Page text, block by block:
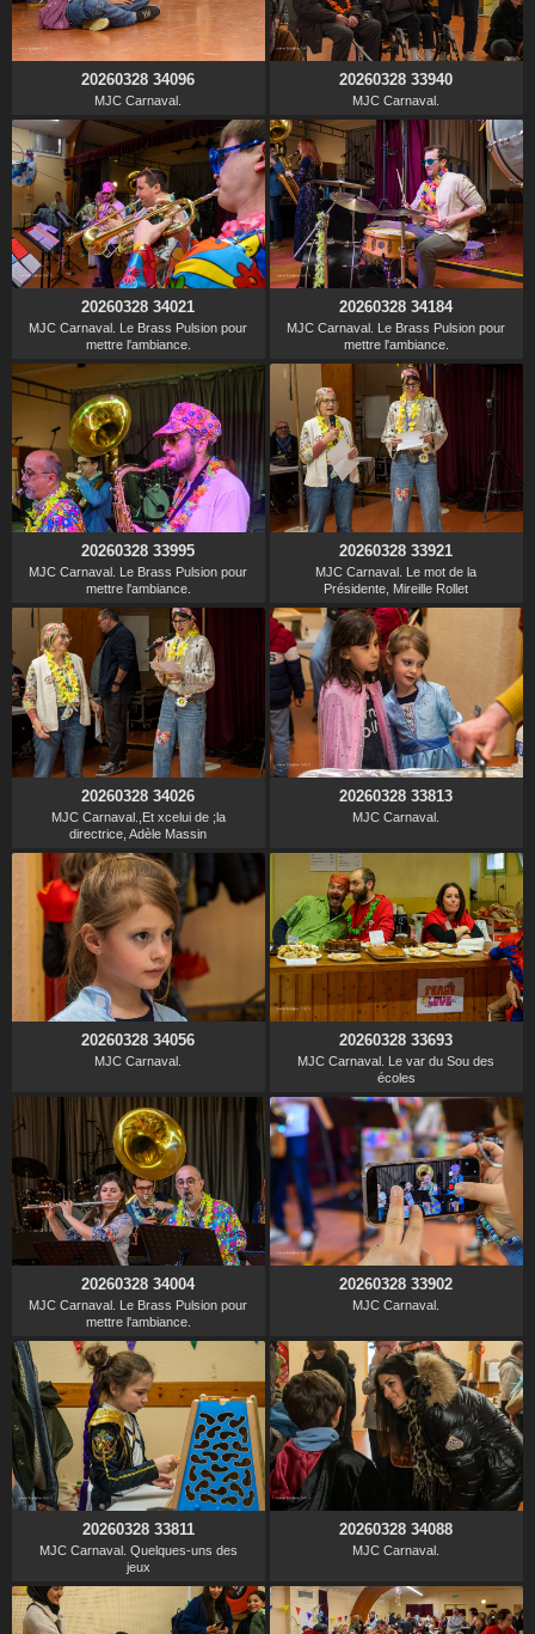
20260328 34096
MJC Carnaval.
20260328 33940
MJC Carnaval.
20260328 34021
MJC Carnaval. Le Brass Pulsion pour
mettre l'ambiance.
20260328 34184
MJC Carnaval. Le Brass Pulsion pour
mettre l'ambiance.
20260328 33995
MJC Carnaval. Le Brass Pulsion pour
mettre l'ambiance.
20260328 33921
MJC Carnaval. Le mot de la
Présidente, Mireille Rollet
20260328 34026
MJC Carnaval.,Et xcelui de ;la
directrice, Adèle Massin
20260328 33813
MJC Carnaval.
20260328 34056
MJC Carnaval.
20260328 33693
MJC Carnaval. Le var du Sou des
écoles
20260328 34004
MJC Carnaval. Le Brass Pulsion pour
mettre l'ambiance.
20260328 33902
MJC Carnaval.
20260328 33811
MJC Carnaval. Quelques-uns des
jeux
20260328 34088
MJC Carnaval.